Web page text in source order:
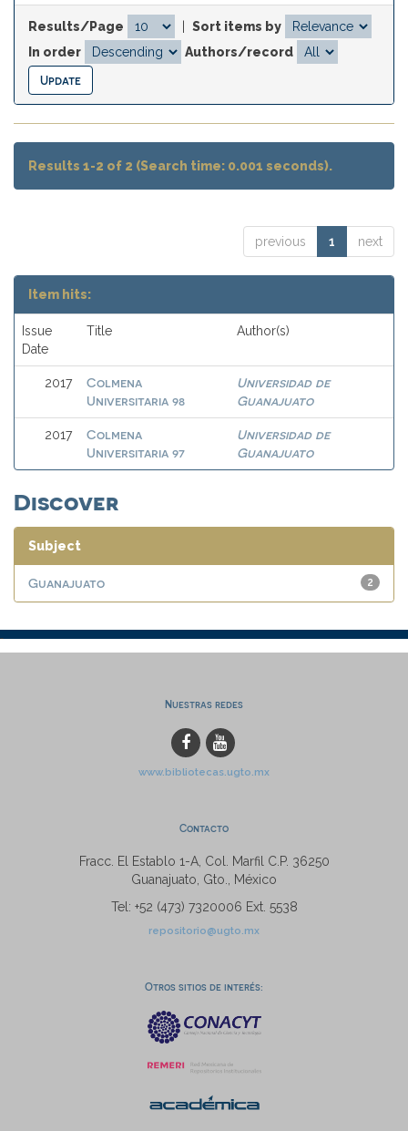
Results/Page
Sort items by
In order
Authors/record
Results 1-2 of 2 (Search time: 0.001 seconds).
previous 1 next
Item hits:
Issue
Date
Title Author(s)
2017
Colmena
Universitaria 98
Universidad de
Guanajuato
2017
Colmena
Universitaria 97
Universidad de
Guanajuato
Discover
Subject
2
Guanajuato
Nuestras redes
www.bibliotecas.ugto.mx
Contacto
Fracc. El Establo 1-A, Col. Marfil C.P. 36250
Guanajuato, Gto., México
Tel: +52 (473) 7320006 Ext. 5538
repositorio@ugto.mx
Otros sitios de interés: